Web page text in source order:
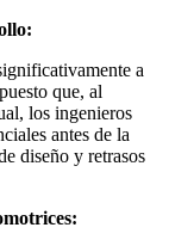
a
que, al
los ingenieros
antes de la
diseño y retrasos